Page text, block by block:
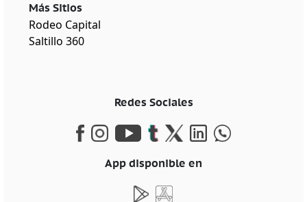
Más Sitios
Rodeo Capital
Saltillo 360
Redes Sociales
App disponible en